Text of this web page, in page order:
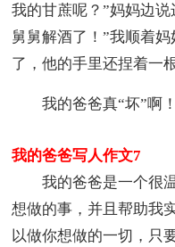
我的甘蔗呢？”妈妈边
舅舅解酒了！”我顺着
了，他的手里还捏着一
我的爸爸真“坏”啊！
我的爸爸写人作文7
我的爸爸是一个很温
想做的事，并且帮助我
以做你想做的一切，只